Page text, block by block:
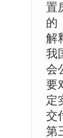
置
的
解
我
会
要
定
交
第